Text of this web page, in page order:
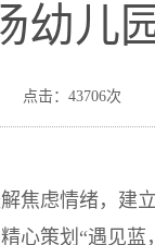
幼儿
点击：43706次
焦虑情绪，建
心策划“遇见